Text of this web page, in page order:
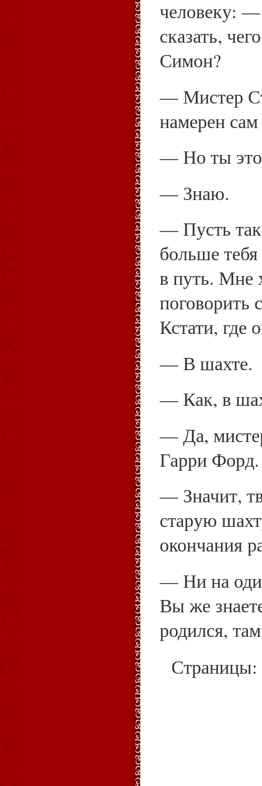
человеку:
сказать,
Симон?
— Мистер
намерен сам
— Но ты
— Знаю.
— Пусть
больше
в путь. Мне
Кстати, где
— В шахте.
— Как, в
— Да,
Гарри Форд.
— Значит,
старую
окончания
— Ни на
Вы же
родился,
Страницы: